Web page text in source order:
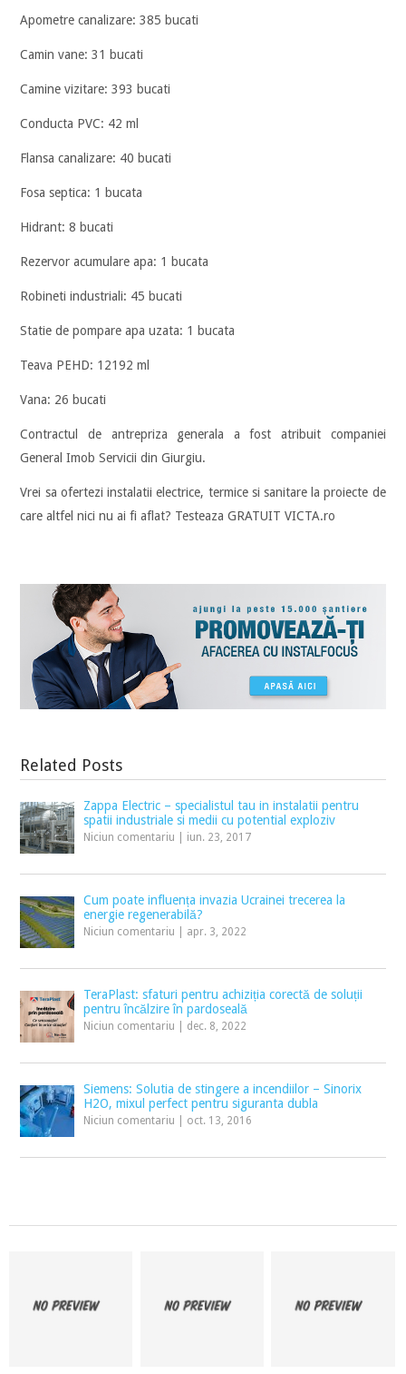
Apometre canalizare: 385 bucati
Camin vane: 31 bucati
Camine vizitare: 393 bucati
Conducta PVC: 42 ml
Flansa canalizare: 40 bucati
Fosa septica: 1 bucata
Hidrant: 8 bucati
Rezervor acumulare apa: 1 bucata
Robineti industriali: 45 bucati
Statie de pompare apa uzata: 1 bucata
Teava PEHD: 12192 ml
Vana: 26 bucati
Contractul de antrepriza generala a fost atribuit companiei
General Imob Servicii din Giurgiu.
Vrei sa ofertezi instalatii electrice, termice si sanitare la proiecte de
care altfel nici nu ai fi aflat? Testeaza GRATUIT VICTA.ro
Related Posts
Zappa Electric – specialistul tau in instalatii pentru
spatii industriale si medii cu potential exploziv
Niciun comentariu iun. 23, 2017
Cum poate influența invazia Ucrainei trecerea la
energie regenerabilă?
Niciun comentariu apr. 3, 2022
TeraPlast: sfaturi pentru achiziția corectă de soluții
pentru încălzire în pardoseală
Niciun comentariu dec. 8, 2022
Siemens: Solutia de stingere a incendiilor – Sinorix
H2O, mixul perfect pentru siguranta dubla
Niciun comentariu oct. 13, 2016